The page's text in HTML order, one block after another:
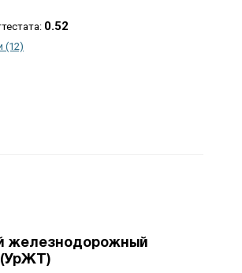
0.52
(12)
железнодорожный
(УрЖТ)